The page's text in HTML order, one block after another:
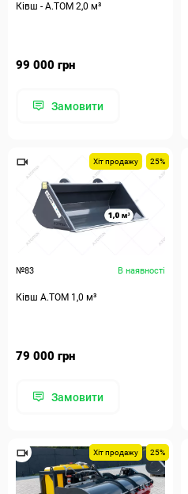
Ківш - A.TOM 2,0 м³
99 000 грн
Замовити
Хіт продажу 25%
№83 В наявності
Ківш A.TOM 1,0 м³
79 000 грн
Замовити
Хіт продажу 25%